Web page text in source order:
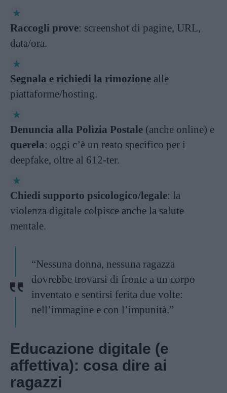
Raccogli prove: screenshot di pagine, URL,
data/ora.
Segnala e richiedi la rimozione alle
piattaforme/hosting.
Denuncia alla Polizia Postale (anche online) e
querela: oggi c’è un reato specifico per i
deepfake, oltre al 612-ter.
Chiedi supporto psicologico/legale: la
violenza digitale colpisce anche la salute
mentale.
“Nessuna donna, nessuna ragazza
dovrebbe trovarsi di fronte a un corpo
inventato e sentirsi ferita due volte:
nell’immagine e con l’impunità.”
Educazione digitale (e
affettiva): cosa dire ai
ragazzi